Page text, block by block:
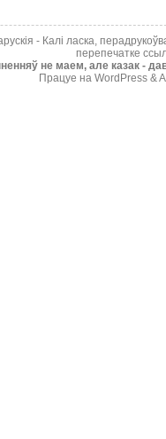
- Калі ласка,
перепечатке
не маем, але казак -
Працуе на WordPress &